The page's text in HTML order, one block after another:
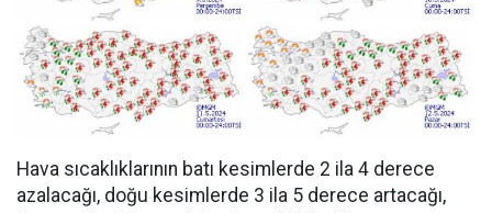
Hava sıcaklıklarının batı kesimlerde 2 ila 4 derece
azalacağı, doğu kesimlerde 3 ila 5 derece artacağı,